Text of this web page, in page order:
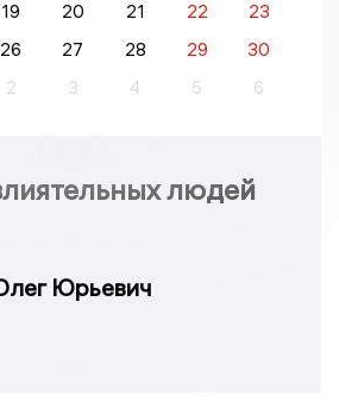
19 20 21 22
23
26 27 28 29
30
2 3 4 5 6
людей
Юрьевич